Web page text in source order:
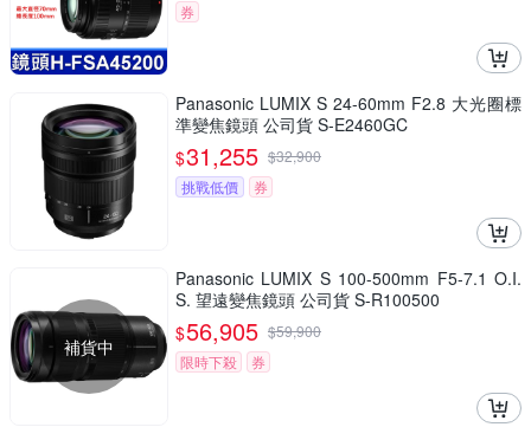
券
Panasonic LUMIX S 24-60mm F2.8 大光圈標
準變焦鏡頭 公司貨 S-E2460GC
$31,255 $32,900
挑戰低價
券
補貨中
Panasonic LUMIX S 100-500mm F5-7.1 O.I.
S. 望遠變焦鏡頭 公司貨 S-R100500
$56,905 $59,900
限時下殺
券